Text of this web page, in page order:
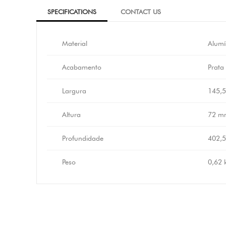
SPECIFICATIONS CONTACT US
Material
Acabamento Prata
Largura
Altura 72
Profundidade
Peso 0,62